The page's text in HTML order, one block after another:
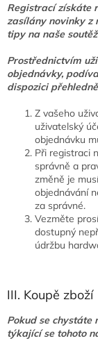
Registrací získáte
zasílány novinky z
tipy na naše
Prostřednictvím
objednávky,
dispozici
Z vašeho
uživatelský
objednávku
Při registraci
správně a
změně je
objednávání
za správné.
Vezměte
dostupný
údržbu
III. Koupě zboží
Pokud se chystáte
týkající se tohoto